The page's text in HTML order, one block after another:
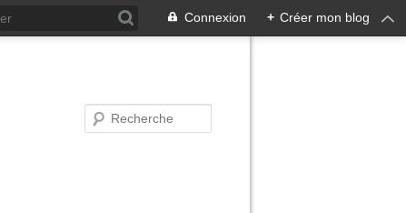
Connexion + Créer mon blog